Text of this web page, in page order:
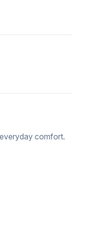
comfort.